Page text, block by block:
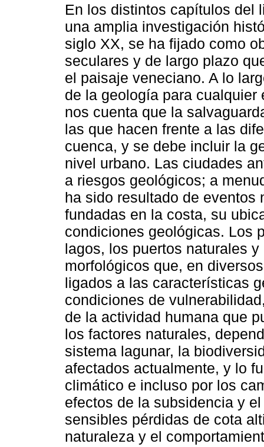
En los distintos capítulos del
una amplia investigación
siglo XX, se ha fijado como
seculares y de largo plazo
el paisaje veneciano. A lo
de la geología para
nos cuenta que la
las que hacen frente a las
cuenca, y se debe incluir la
nivel urbano. Las ciudades
a riesgos geológicos; a
ha sido resultado de eventos
fundadas en la costa, su
condiciones geológicas. Los
lagos, los puertos naturales
morfológicos que, en
ligados a las características
condiciones de
de la actividad humana que
los factores naturales,
sistema lagunar, la
afectados actualmente, y lo
climático e incluso por los
efectos de la subsidencia y
sensibles pérdidas de cota
naturaleza y el